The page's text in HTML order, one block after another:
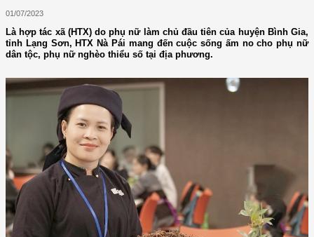
01/07/2023
Là hợp tác xã (HTX) do phụ nữ làm chủ đầu tiên của huyện Bình Gia,
tỉnh Lạng Sơn, HTX Nà Pái mang đến cuộc sống ấm no cho phụ nữ
dân tộc, phụ nữ nghèo thiểu số tại địa phương.